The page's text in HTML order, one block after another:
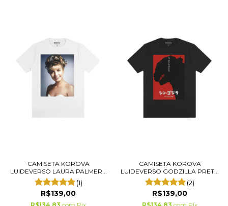
CAMISETA KOROVA
LUIDEVERSO LAURA PALMER...
(1)
R$139,00
CAMISETA KOROVA
LUIDEVERSO GODZILLA PRET...
(2)
R$139,00